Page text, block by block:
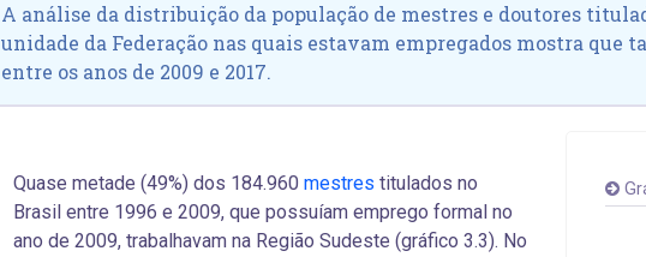
A análise da distribuição da população de mestres e doutores
unidade da Federação nas quais estavam empregados mostra
entre os anos de 2009 e 2017.
Quase metade (49%) dos 184.960 mestres titulados no
Brasil entre 1996 e 2009, que possuíam emprego formal no
ano de 2009, trabalhavam na Região Sudeste (gráfico 3.3). No